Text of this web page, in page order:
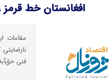
افغانستان خط قرمز
مقامات
فنی